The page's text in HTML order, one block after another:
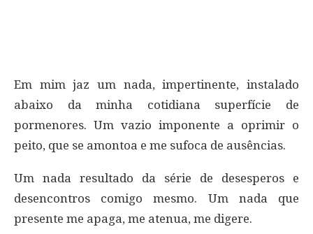
Em mim jaz um nada, impertinente, instalado
abaixo da minha cotidiana superfície de
pormenores. Um vazio imponente a oprimir o
peito, que se amontoa e me sufoca de ausências.
Um nada resultado da série de desesperos e
desencontros comigo mesmo. Um nada que
presente me apaga, me atenua, me digere.